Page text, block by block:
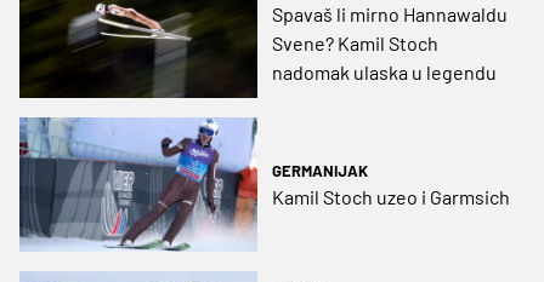
Spavaš li mirno Hannawaldu
Svene? Kamil Stoch
nadomak ulaska u legendu
GERMANIJAK
Kamil Stoch uzeo i Garmsich